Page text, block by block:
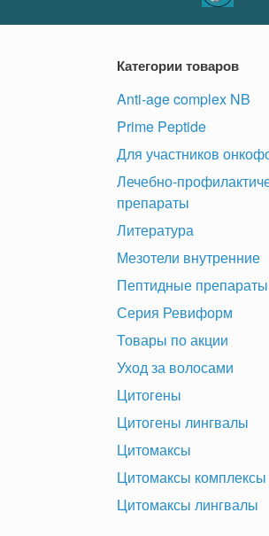
Категории товаров
Anti-age complex NB
Prime Peptide
Для участников
Лечебно-
препараты
Литература
Мезотели внутренние
Пептидные
Серия Ревиформ
Товары по акции
Уход за волосами
Цитогены
Цитогены лингвалы
Цитомаксы
Цитомаксы комплексы
Цитомаксы лингвалы